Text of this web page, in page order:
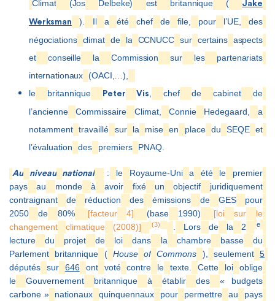
Climat (Jos Delbeke) est britannique ( Jake
Werksman ). Il a été chef de file, pour l’UE,
des
négociations
climat de la CCNUCC sur certains aspects
et
conseille la Commission sur les
partenariats
internationaux (OACI,…),
le
britannique Peter Vis, chef de cabinet
de
l’ancienne
Commissaire Climat, Connie Hedegaard,
a
notamment travaillé sur la mise en place du SEQE et
l’évaluation
des premiers PNAQ.
Au niveau national : le Royaume-Uni a été le
premier
pays
au monde à avoir fixé un objectif
juridiquement
contraignant
de réduction des émissions de GES
pour
2050
de 80% [facteur 4] (base 1990) [loi sur
le
changement
climatique (2008)] (3) . Lors de la 2 e
lecture du projet de loi dans la chambre basse
du
Parlement
britannique ( House of Commons ), seulement 5
députés
sur 646 ont voté contre le texte. Cette loi
oblige
le
Gouvernement britannique à établir des
« budgets
carbone »
nationaux quinquennaux pour permettre au
pays